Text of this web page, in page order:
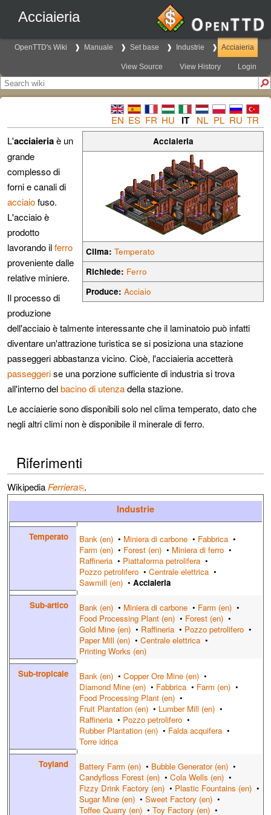
Acciaieria
OpenTTD's Wiki Manuale Set base Industrie Acciaieria
View Source View History Login
EN ES FR HU IT NL PL RU TR
Acciaieria
Clima: Temperato
Richiede: Ferro
Produce: Acciaio
L'acciaieriaè un
grande
complesso di
forni e canali di
acciaiofuso.
L'acciaio è
prodotto
lavorando ilferro
proveniente dalle
relative miniere.
Il processo di
produzione
dell'acciaio è talmente interessante che il laminatoio può infatti
diventare un'attrazione turistica se si posiziona una stazione
passeggeri abbastanza vicino. Cioè, l'acciaieria accetterà
passeggerise una porzione sufficiente di industria si trova
all'interno delbacino di utenzadella stazione.
Le acciaierie sono disponibili solo nel clima temperato, dato che
negli altri climi non è disponibile il minerale di ferro.
Riferimenti
Wikipedia Ferriera .
Industrie
Temperato Bank (en) • Miniera di carbone • Fabbrica •
Farm (en) • Forest (en) • Miniera di ferro •
Raffineria • Piattaforma petrolifera •
Pozzo petrolifero • Centrale elettrica •
Sawmill (en) • Acciaieria
Sub-artico
Bank (en) • Miniera di carbone • Farm (en) •
Food Processing Plant (en) • Forest (en) •
Gold Mine (en) • Raffineria • Pozzo petrolifero •
Paper Mill (en) • Centrale elettrica •
Printing Works (en)
Sub-tropicale
Bank (en) • Copper Ore Mine (en) •
Diamond Mine (en) • Fabbrica • Farm (en) •
Food Processing Plant (en) •
Fruit Plantation (en) • Lumber Mill (en) •
Raffineria • Pozzo petrolifero •
Rubber Plantation (en) • Falda acquifera •
Torre idrica
Toyland
Battery Farm (en) • Bubble Generator (en) •
Candyfloss Forest (en) • Cola Wells (en) •
Fizzy Drink Factory (en) • Plastic Fountains (en) •
Sugar Mine (en) • Sweet Factory (en) •
Toffee Quarry (en) • Toy Factory (en) •